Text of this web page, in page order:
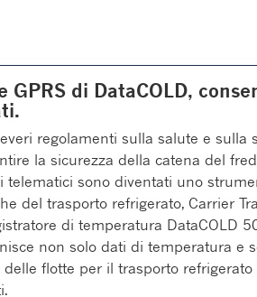
GPRS di DataCOLD,
regolamenti sulla salute e
la sicurezza della catena del
sono diventati uno
del trasporto refrigerato, Carrier
di temperatura DataCOLD
non solo dati di temperatura
flotte per il trasporto